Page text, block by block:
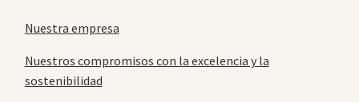
Nuestra empresa
Nuestros compromisos con la excelencia y la
sostenibilidad